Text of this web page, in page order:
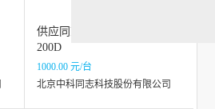
供应同志科技半自动丝印机T1
200D
1000.00 元/台
北京中科同志科技股份有限公司